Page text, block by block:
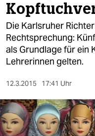
öko
gesellschaft
kultur
sport
berlin
nord
Die Karlsruher
Rechtsprechung:
als Grundlage für ein
Lehrerinnen gelten.
12.3.2015 17:41 Uhr